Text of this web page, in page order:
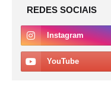
REDES SOCIAIS